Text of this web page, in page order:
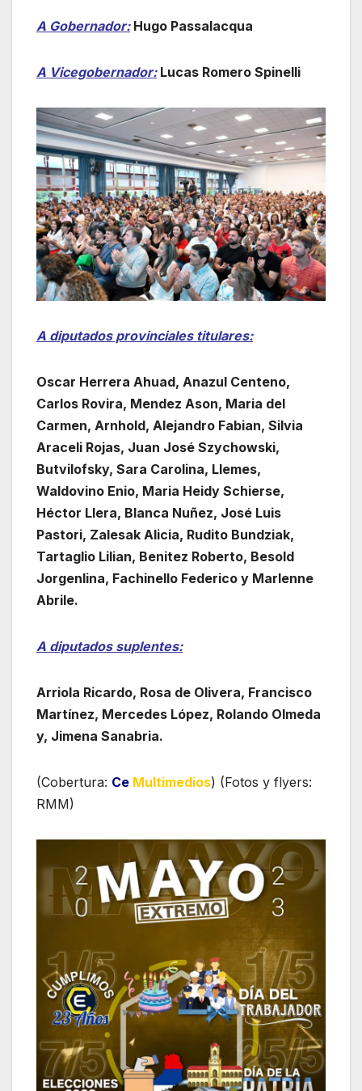
A Gobernador:Hugo Passalacqua
A Vicegobernador:Lucas Romero Spinelli
A diputados provinciales titulares:
Oscar Herrera Ahuad, Anazul Centeno,
Carlos Rovira, Mendez Ason, Maria del
Carmen, Arnhold, Alejandro Fabian, Silvia
Araceli Rojas, Juan José Szychowski,
Butvilofsky, Sara Carolina, Llemes,
Waldovino Enio, Maria Heidy Schierse,
Héctor Llera, Blanca Nuñez, José Luis
Pastori, Zalesak Alicia, Rudito Bundziak,
Tartaglio Lilian, Benitez Roberto, Besold
Jorgenlina, Fachinello Federico y Marlenne
Abrile.
A diputados suplentes:
Arriola Ricardo, Rosa de Olivera, Francisco
Martínez, Mercedes López, Rolando Olmeda
y, Jimena Sanabria.
(Cobertura: Ce Multimedios) (Fotos y flyers:
RMM)